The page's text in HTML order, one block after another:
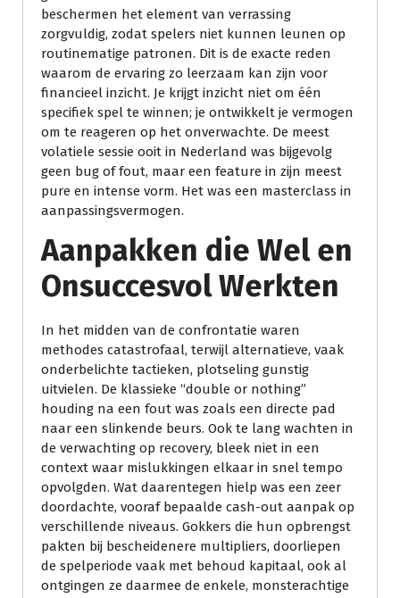
beschermen het element van verrassing
zorgvuldig, zodat spelers niet kunnen leunen op
routinematige patronen. Dit is de exacte reden
waarom de ervaring zo leerzaam kan zijn voor
financieel inzicht. Je krijgt inzicht niet om één
specifiek spel te winnen; je ontwikkelt je vermogen
om te reageren op het onverwachte. De meest
volatiele sessie ooit in Nederland was bijgevolg
geen bug of fout, maar een feature in zijn meest
pure en intense vorm. Het was een masterclass in
aanpassingsvermogen.
Aanpakken die Wel en
Onsuccesvol Werkten
In het midden van de confrontatie waren
methodes catastrofaal, terwijl alternatieve, vaak
onderbelichte tactieken, plotseling gunstig
uitvielen. De klassieke “double or nothing”
houding na een fout was zoals een directe pad
naar een slinkende beurs. Ook te lang wachten in
de verwachting op recovery, bleek niet in een
context waar mislukkingen elkaar in snel tempo
opvolgden. Wat daarentegen hielp was een zeer
doordachte, vooraf bepaalde cash-out aanpak op
verschillende niveaus. Gokkers die hun opbrengst
pakten bij bescheidenere multipliers, doorliepen
de spelperiode vaak met behoud kapitaal, ook al
ontgingen ze daarmee de enkele, monsterachtige